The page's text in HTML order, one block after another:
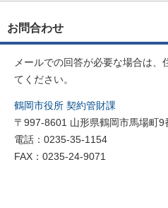
お問合わせ
メールでの回答が必要な場合は、
てください。
鶴岡市役所 契約管財課
〒997-8601 山形県鶴岡市馬場町9
電話：0235-35-1154
FAX：0235-24-9071